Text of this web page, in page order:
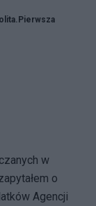
w
o
Agencji